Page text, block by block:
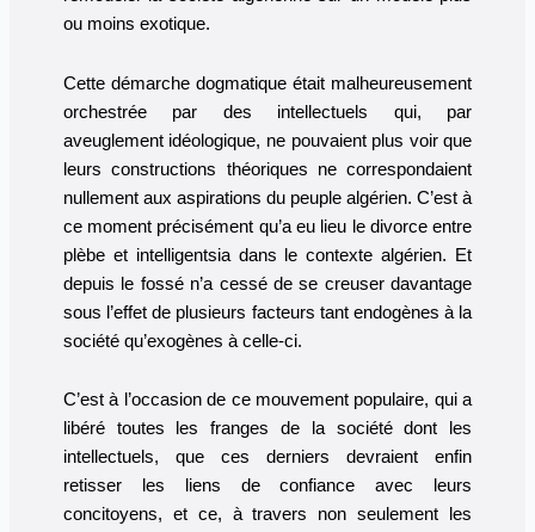
ou moins exotique.
Cette démarche dogmatique était malheureusement
orchestrée par des intellectuels qui, par
aveuglement idéologique, ne pouvaient plus voir que
leurs constructions théoriques ne correspondaient
nullement aux aspirations du peuple algérien. C’est à
ce moment précisément qu’a eu lieu le divorce entre
plèbe et intelligentsia dans le contexte algérien. Et
depuis le fossé n’a cessé de se creuser davantage
sous l’effet de plusieurs facteurs tant endogènes à la
société qu’exogènes à celle-ci.
C’est à l’occasion de ce mouvement populaire, qui a
libéré toutes les franges de la société dont les
intellectuels, que ces derniers devraient enfin
retisser les liens de confiance avec leurs
concitoyens, et ce, à travers non seulement les